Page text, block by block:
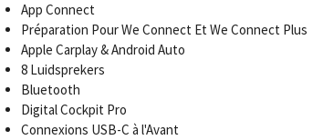
App Connect
Préparation Pour We Connect Et We Connect Plus
Apple Carplay & Android Auto
8 Luidsprekers
Bluetooth
Digital Cockpit Pro
Connexions USB-C à l'Avant